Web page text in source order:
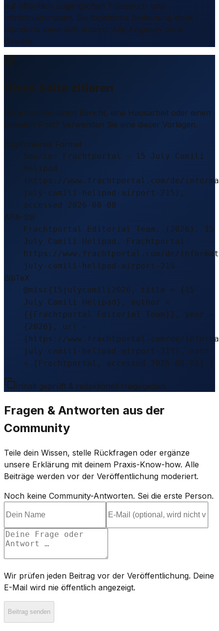
auf öffentlich zugänglichen Transport- und
Infrastrukturdaten. Die logistische Bedeutung eines
Standorts kann sich ändern. Alle Angaben ohne
Gewähr.
Diese Seite zitieren
Sie schreiben einen Bericht, eine Hausarbeit oder einen
LinkedIn-Post? Verwenden Sie eine dieser Vorlagen.
Empfohlenes Format
Source: Frachtportal – 15 July Camili
Helipad
(https://www.frachtportal.com/de/
july-camili-helipad-airport-215),
accessed 2026-08-08
APA-Stil
Frachtportal Editorial Team. (2026). 15
July Camili Helipad. Frachtportal.
https://www.frachtportal.com/de/
july-camili-helipad-airport-215
BibTeX
@misc{15julycamili2026, title = {15
July Camili Helipad}, author =
{{Frachtportal Editorial Team}}, year =
{2026}, url =
{https://www.frachtportal.com/de/
july-camili-helipad-airport-215}, note
= {Frachtportal, accessed 2026-08-08} }
Inhalt geprüft & redaktionell freigegeben.
Fragen & Antworten aus der
Community
Teile dein Wissen, stelle Rückfragen oder ergänze
unsere Erklärung mit deinem Praxis-Know-how. Alle
Beiträge werden vor der Veröffentlichung moderiert.
Noch keine Community-Antworten. Sei die erste Person.
Wir prüfen jeden Beitrag vor der Veröffentlichung. Deine
E-Mail wird nie öffentlich angezeigt.
Beitrag senden